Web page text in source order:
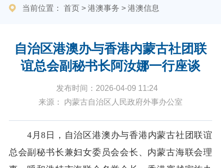
办事服务 民间友好 港澳事务 互动交流
当前位置： 首页> 港澳事务 > 港澳信息
自治区港澳办与香港内蒙古社团联
谊总会副秘书长阿汝娜一行座谈
发布时间：2026-04-09 11:24
来源： 内蒙古自治区人民政府外事办公室
4月8日，自治区港澳办与香港内蒙古社团联谊
总会副秘书长兼妇女委员会会长、内蒙古海联会理